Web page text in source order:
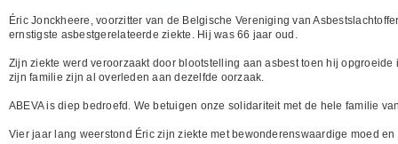
Éric Jonckheere, voorzitter van de Belgische Vereniging van
ernstigste asbestgerelateerde ziekte. Hij was 66 jaar oud.
Zijn ziekte werd veroorzaakt door blootstelling aan asbest toen hij
zijn familie zijn al overleden aan dezelfde oorzaak.
ABEVA is diep bedroefd. We betuigen onze solidariteit met de hele familie
Vier jaar lang weerstond Éric zijn ziekte met bewonderenswaardige moed